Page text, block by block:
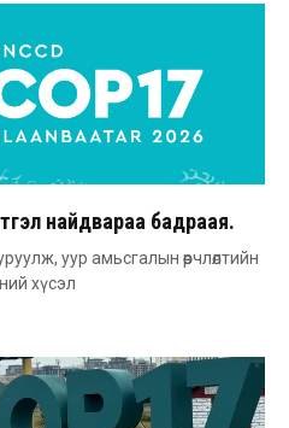
найдвараа бадраая.
уур амьсгалын өөрчлөлтийн
хүсэл